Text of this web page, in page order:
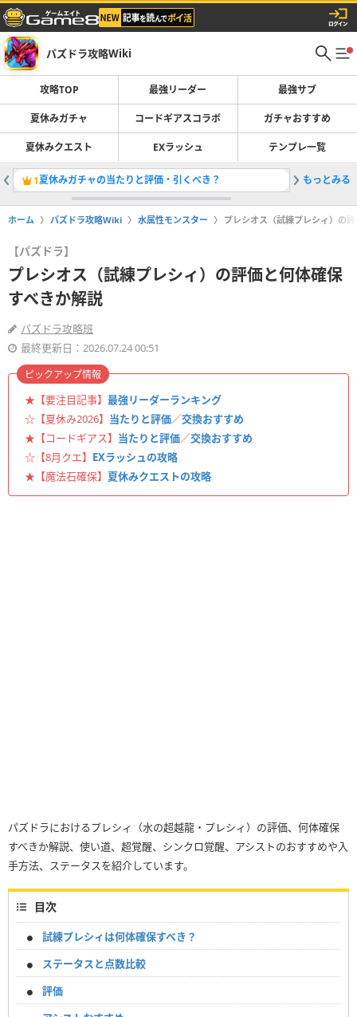
パズドラ攻略Wiki
攻略TOP 最強リーダー 最強サブ
夏休みガチャ コードギアスコラボ ガチャおすすめ
夏休みクエスト EXラッシュ テンプレ一覧
1夏休みガチャの当たりと評価・引くべき？ 2最強リ
もっとみる
ホーム パズドラ攻略Wiki 水属性モンスター プレシオス（試練プレシィ）の
【パズドラ】
プレシオス（試練プレシィ）の評価と何体確保
すべきか解説
パズドラ攻略班
最終更新日：2026.07.24 00:51
★【要注目記事】 最強リーダーランキング
☆【夏休み2026】 当たりと評価／交換おすすめ
★【コードギアス】 当たりと評価／交換おすすめ
☆【8月クエ】 EXラッシュの攻略
★【魔法石確保】 夏休みクエストの攻略
ピックアップ情報
パズドラにおけるプレシィ（水の超越龍・プレシィ）の評価、何体確保
すべきか解説、使い道、超覚醒、シンクロ覚醒、アシストのおすすめや入
手方法、ステータスを紹介しています。
目次
試練プレシィは何体確保すべき？
ステータスと点数比較
評価